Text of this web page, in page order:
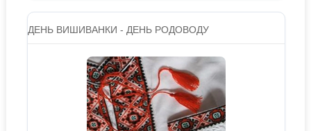
ДЕНЬ ВИШИВАНКИ - ДЕНЬ РОДОВОДУ